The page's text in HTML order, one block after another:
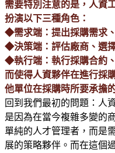
需要特別注意的是，人資
扮演以下三種角色：
◆需求端：提出採購需求
◆決策端：評估廠商、選
◆執行端：執行採購合約
而使得人資夥伴在進行採
他單位在採購時所要承擔
回到我們最初的問題：人
是因為在當今複雜多變的
單純的人才管理者，而是
展的策略夥伴。而在這個